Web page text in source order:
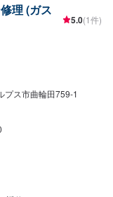
イナスゼロにしていき
ファーにてお問い合わせ
業開始【4】仕上がり
致します。☆代車につ
客様にご負担いただき
業時間：9:00~18:00
理 (ガス
5.0(1件)
プス市曲輪田759-1